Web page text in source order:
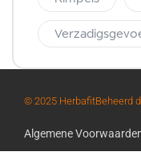
© 2025 HerbafitBeheerd
Algemene